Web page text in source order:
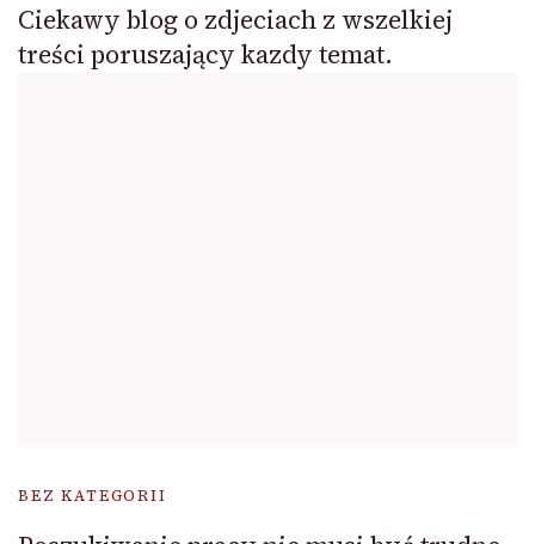
Ciekawy blog o zdjeciach z wszelkiej
treści poruszający kazdy temat.
BEZ KATEGORII